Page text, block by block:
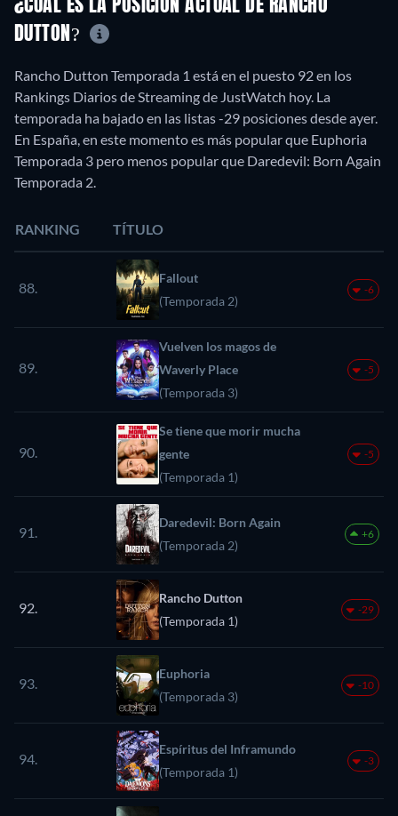
¿CUÁL ES LA POSICIÓN ACTUAL DE RANCHO
DUTTON?
Rancho Dutton Temporada 1 está en el puesto 92 en los
Rankings Diarios de Streaming de JustWatch hoy. La
temporada ha bajado en las listas -29 posiciones desde ayer.
En España, en este momento es más popular que Euphoria
Temporada 3 pero menos popular que Daredevil: Born Again
Temporada 2.
RANKING TÍTULO
88.
Fallout
(Temporada 2)
-6
89.
Vuelven los magos de
Waverly Place
(Temporada 3)
-5
90.
Se tiene que morir mucha
gente
(Temporada 1)
-5
91.
Daredevil: Born Again
(Temporada 2)
+6
92.
Rancho Dutton
(Temporada 1)
-29
93.
Euphoria
(Temporada 3)
-10
94.
Espíritus del Inframundo
(Temporada 1)
-3